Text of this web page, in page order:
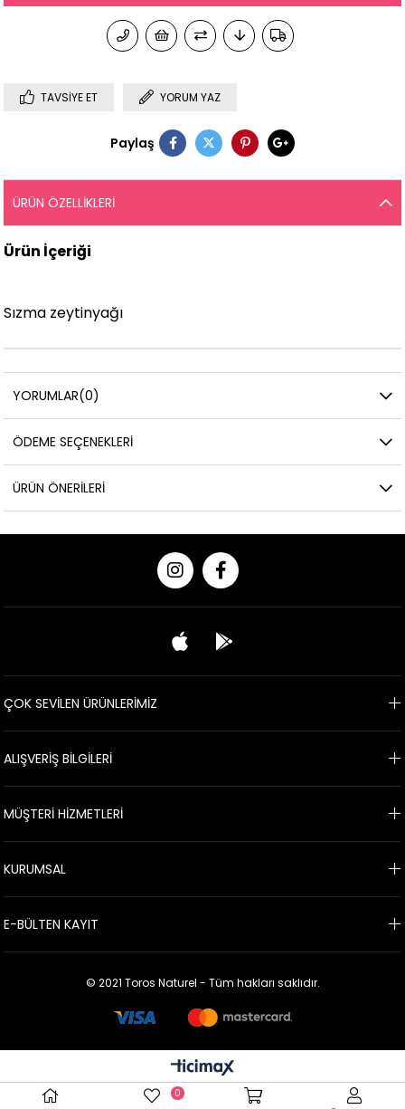
TAVSIYE ET YORUM YAZ
Paylaş
ÜRÜN ÖZELLIKLERI
Ürün İçeriği
Sızma zeytinyağı
YORUMLAR(0)
ÖDEME SEÇENEKLERI
ÜRÜN ÖNERILERI
ÇOK SEVİLEN ÜRÜNLERİMİZ
ALIŞVERİŞ BİLGİLERİ
MÜŞTERİ HİZMETLERİ
KURUMSAL
E-BÜLTEN KAYIT
© 2021 Toros Naturel - Tüm hakları saklıdır.
0